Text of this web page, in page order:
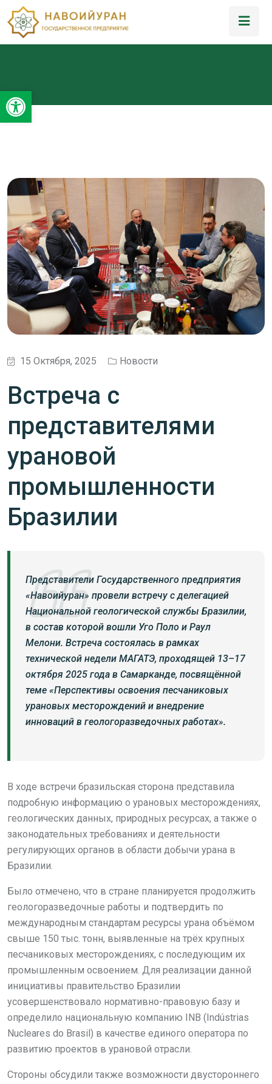
Открыть панель инструментов
15 Октября, 2025 Новости
Встреча с
представителями
урановой
промышленности
Бразилии
Представители Государственного предприятия
«Навоийуран» провели встречу с делегацией
Национальной геологической службы Бразилии,
в состав которой вошли Уго Поло и Раул
Мелони. Встреча состоялась в рамках
технической недели МАГАТЭ, проходящей 13–17
октября 2025 года в Самарканде, посвящённой
теме «Перспективы освоения песчаниковых
урановых месторождений и внедрение
инноваций в геологоразведочных работах».
В ходе встречи бразильская сторона представила
подробную информацию о урановых месторождениях,
геологических данных, природных ресурсах, а также о
законодательных требованиях и деятельности
регулирующих органов в области добычи урана в
Бразилии.
Было отмечено, что в стране планируется продолжить
геологоразведочные работы и подтвердить по
международным стандартам ресурсы урана объёмом
свыше 150 тыс. тонн, выявленные на трёх крупных
песчаниковых месторождениях, с последующим их
промышленным освоением. Для реализации данной
инициативы правительство Бразилии
усовершенствовало нормативно-правовую базу и
определило национальную компанию INB (Indústrias
Nucleares do Brasil) в качестве единого оператора по
развитию проектов в урановой отрасли.
Стороны обсудили также возможности двустороннего